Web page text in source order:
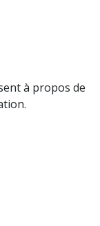
à propos de